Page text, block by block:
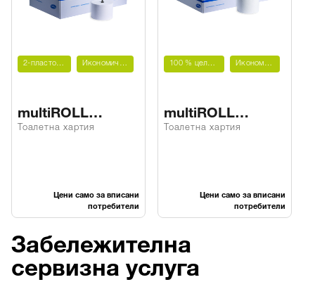
2-пластова Икономичен
multiROLL
тоалетна хартия
Тоалетна хартия
Цени само за вписани
100 % целулоза Икономичен
multiROLL
тоалетна хартия
Тоалетна хартия
Цени само за вписани
Забележителна
сервизна услуга